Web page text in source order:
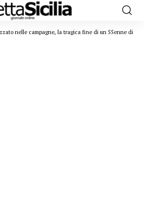
nelle campagne, la tragica fine di un 55enne di